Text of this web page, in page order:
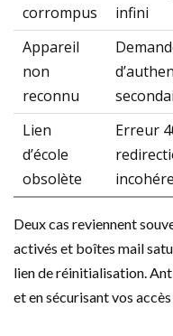
corrompus
infini
Appareil
non
reconnu
Lien
d’école
obsolète
Erreur
Deux cas reviennent
activés et boîtes mail
lien de réinitialisation.
et en sécurisant vos